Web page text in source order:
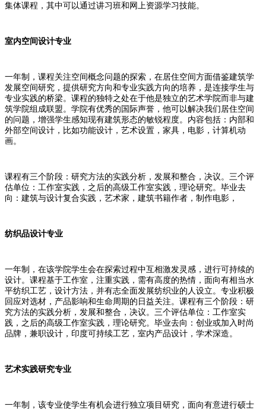
集体课程，其中可以通过讲习班和网上资源学习技能。
室内空间设计专业
一年制，课程关注空间概念问题的探索，在居住空间方面借鉴建筑学
发展空间研究，提供研究方向和专业实践方向的培养，是连接学生与
专业实践的桥梁。课程的独特之处在于他是独立的艺术学院而非与建
筑学院组成联盟。学院有优秀的国际声誉，他可以解决我们居住空间
的问题，增强学生感知现有建筑形态的敏锐程度。内容包括：内部和
外部空间设计，比如功能设计，艺术设置，家具，电影，计算机动
画。
课程有三个阶段：研究方法的实践分析，发展和整合，决议。三个评
估单位：工作室实践，之后的高级工作室实践，理论研究。毕业去
向：建筑与设计复合实践，艺术家，建筑书籍作者，制作电影，
纺织品设计专业
一年制，在该学院学生会在探索过程中互相激发灵感，进行可持续的
设计。课程基于工作室，注重实践，需有高度的热情，面向有相当水
平纺织工艺，设计方法，并有志全面发展纺织业的人设立。专业积极
回应对选材，产品影响和生命周期的日益关注。课程有三个阶段：研
究方法的实践分析，发展和整合，决议。三个评估单位：工作室实
践，之后的高级工作室实践，理论研究。毕业去向：创业或加入时尚
品牌，兼职设计，印度可持续工艺，室内产品设计，学术深造。
艺术实践研究专业
一年制，该专业使学生有机会进行独立项目研究，面向有意进行硕士